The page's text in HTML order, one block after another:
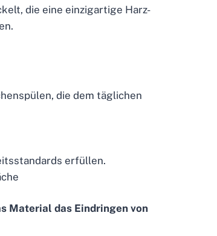
die eine einzigartige Harz-
die dem täglichen
erfüllen.
Material das Eindringen von